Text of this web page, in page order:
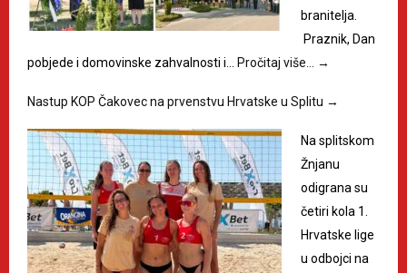
branitelja.
Praznik, Dan
pobjede i domovinske zahvalnosti i…
Pročitaj više… →
Nastup KOP Čakovec na prvenstvu Hrvatske u Splitu →
Na splitskom
Žnjanu
odigrana su
četiri kola 1.
Hrvatske lige
u odbojci na